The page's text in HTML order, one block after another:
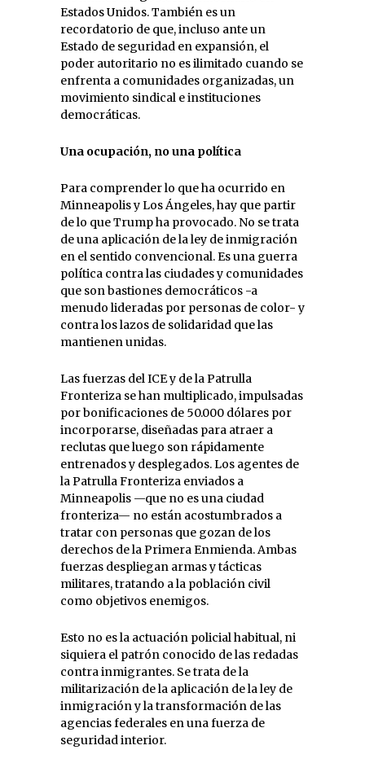
Estados Unidos. También es un
recordatorio de que, incluso ante un
Estado de seguridad en expansión, el
poder autoritario no es ilimitado cuando se
enfrenta a comunidades organizadas, un
movimiento sindical e instituciones
democráticas.
Una ocupación, no una política
Para comprender lo que ha ocurrido en
Minneapolis y Los Ángeles, hay que partir
de lo que Trump ha provocado. No se trata
de una aplicación de la ley de inmigración
en el sentido convencional. Es una guerra
política contra las ciudades y comunidades
que son bastiones democráticos -a
menudo lideradas por personas de color- y
contra los lazos de solidaridad que las
mantienen unidas.
Las fuerzas del ICE y de la Patrulla
Fronteriza se han multiplicado, impulsadas
por bonificaciones de 50.000 dólares por
incorporarse, diseñadas para atraer a
reclutas que luego son rápidamente
entrenados y desplegados. Los agentes de
la Patrulla Fronteriza enviados a
Minneapolis —que no es una ciudad
fronteriza— no están acostumbrados a
tratar con personas que gozan de los
derechos de la Primera Enmienda. Ambas
fuerzas despliegan armas y tácticas
militares, tratando a la población civil
como objetivos enemigos.
Esto no es la actuación policial habitual, ni
siquiera el patrón conocido de las redadas
contra inmigrantes. Se trata de la
militarización de la aplicación de la ley de
inmigración y la transformación de las
agencias federales en una fuerza de
seguridad interior.